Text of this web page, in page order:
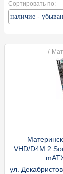
Сортировать по:
/
VHD/D4M.2
ул.